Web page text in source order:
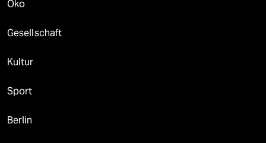
Öko
Gesellschaft
Kultur
Sport
Berlin